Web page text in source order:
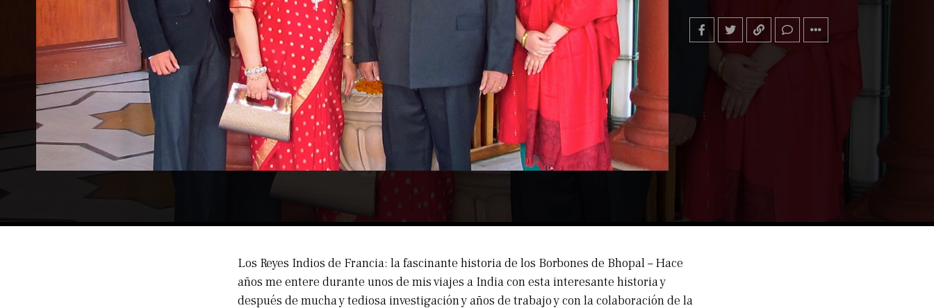
Los Reyes Indios de Francia: la fascinante historia de los Borbones de Bhopal – Hace
años me entere durante unos de mis viajes a India con esta interesante historia y
después de mucha y tediosa investigación y años de trabajo y con la colaboración de la